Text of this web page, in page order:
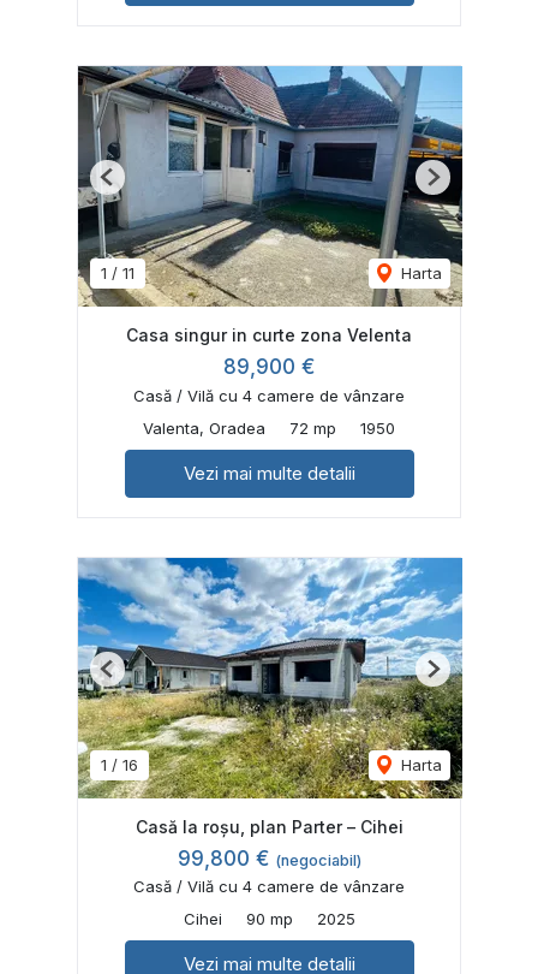
1 / 11 Harta
Previous Next
Casa singur in curte zona Velenta
89,900 €
Casă / Vilă cu 4 camere de vânzare
Valenta, Oradea
72 mp 1950
Vezi mai multe detalii
1 / 16 Harta
Previous Next
Casă la roșu, plan Parter – Cihei
99,800 € (negociabil)
Casă / Vilă cu 4 camere de vânzare
Cihei
90 mp 2025
Vezi mai multe detalii